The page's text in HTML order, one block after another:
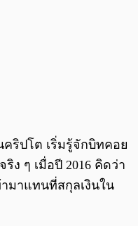
ริปโต เริ่มรู้จักบิทคอย
ง ๆ เมื่อปี 2016 คิดว่า
มาแทนที่สกุลเงินใน